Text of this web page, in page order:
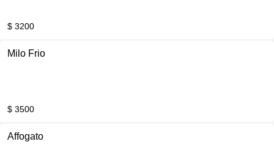
$ 3200
Milo Frio
$ 3500
Affogato